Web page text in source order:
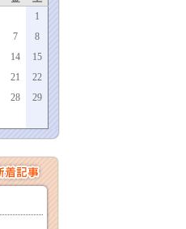
1
7
8
14
15
21
22
28
29